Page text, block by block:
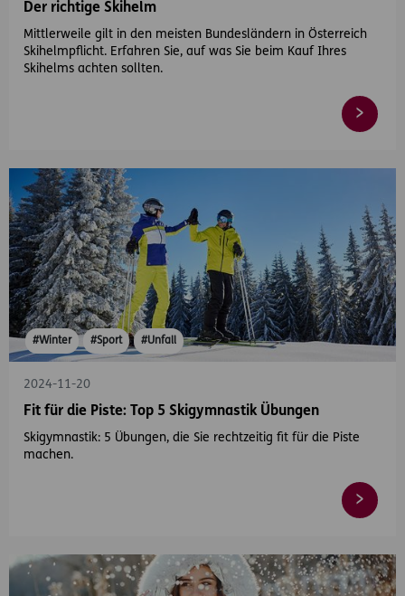
Der richtige Skihelm
Mittlerweile gilt in den meisten Bundesländern in Österreich
Skihelmpflicht. Erfahren Sie, auf was Sie beim Kauf Ihres
Skihelms achten sollten.
#Winter #Sport #Unfall
2024-11-20
Fit für die Piste: Top 5 Skigymnastik Übungen
Skigymnastik: 5 Übungen, die Sie rechtzeitig fit für die Piste
machen.